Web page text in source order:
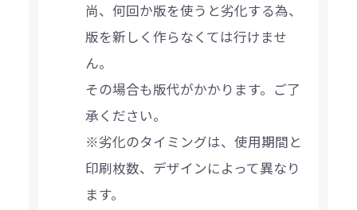
尚、何回か版を使うと劣化する為、
版を新しく作らなくては行けませ
ん。
その場合も版代がかかります。ご了
承ください。
※劣化のタイミングは、使用期間と
印刷枚数、デザインによって異なり
ます。